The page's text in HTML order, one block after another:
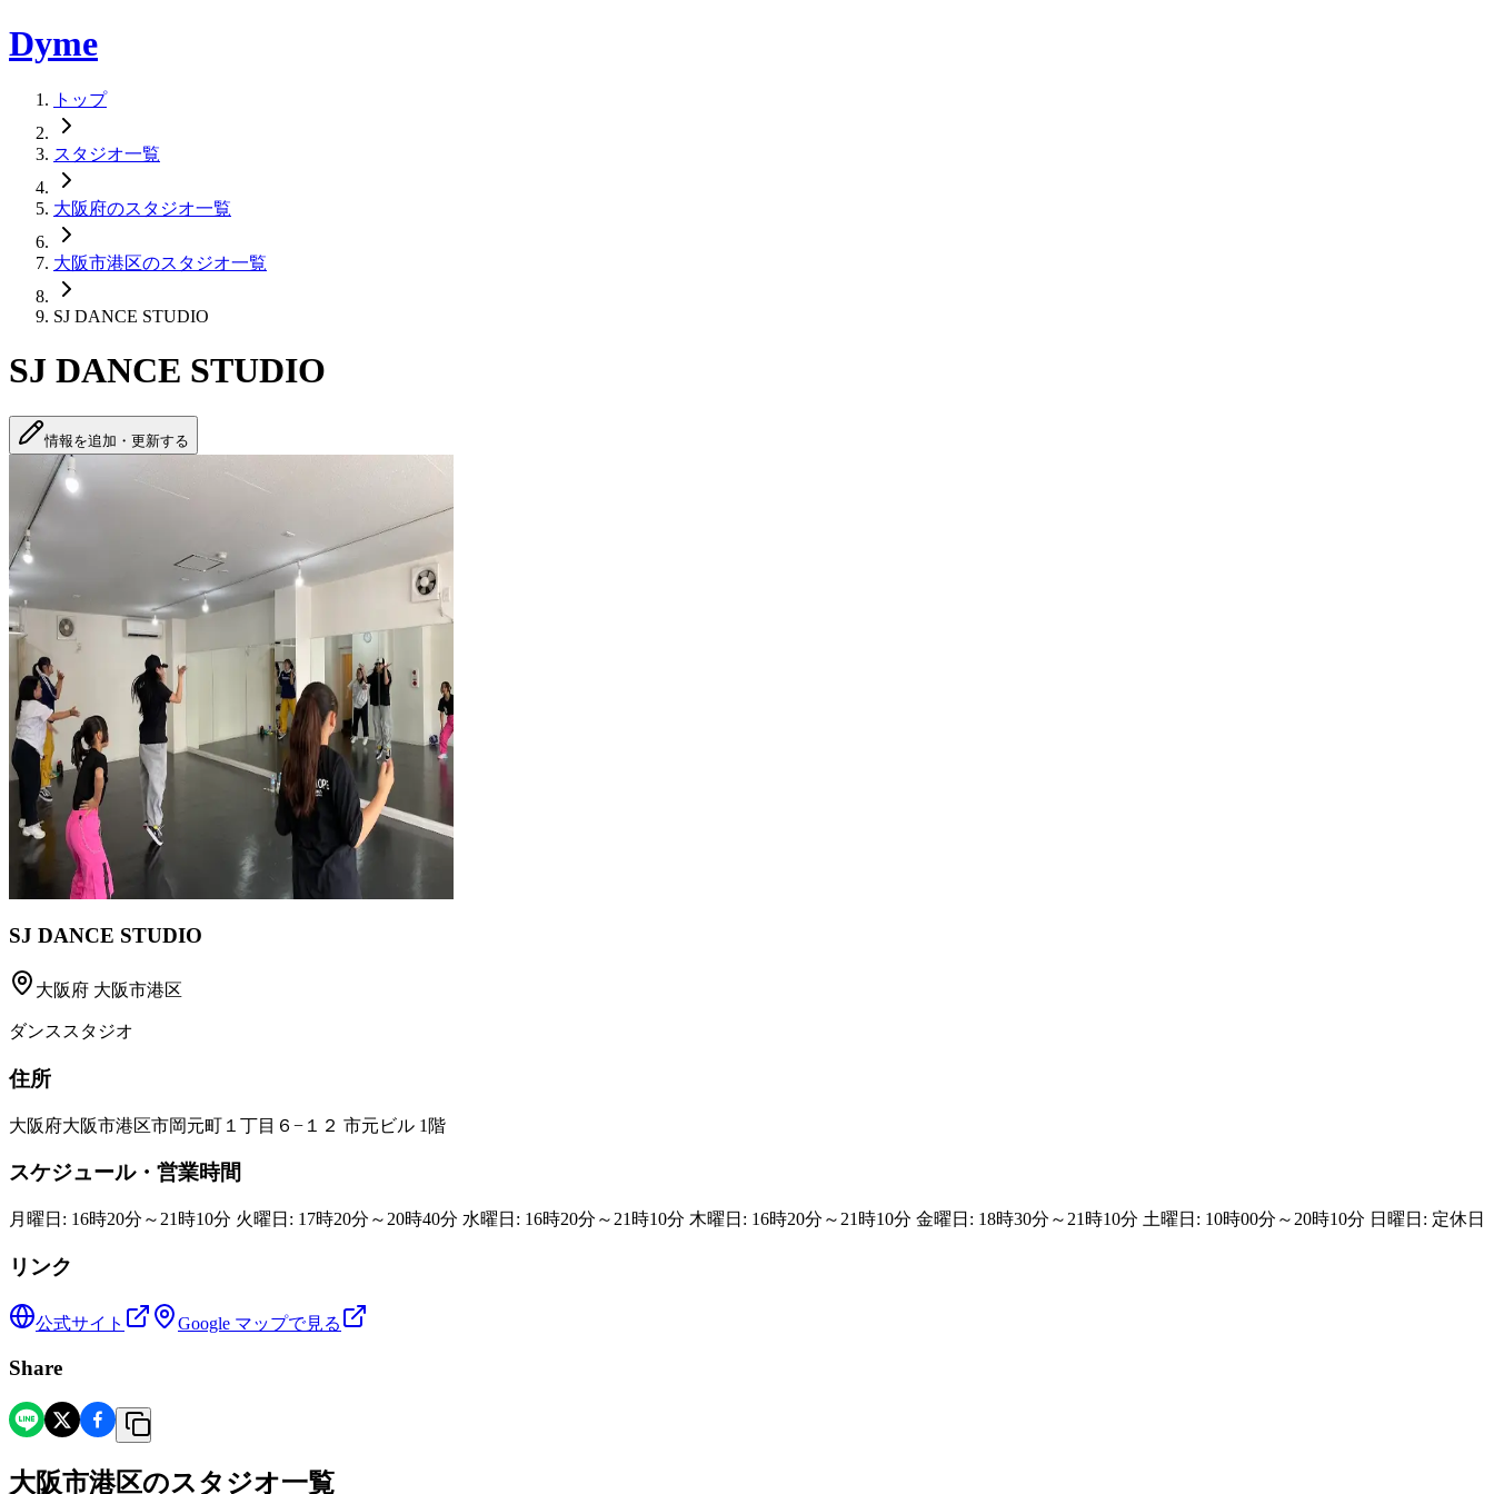
Dyme
トップ
スタジオ一覧
大阪府のスタジオ一覧
大阪市港区のスタジオ一覧
SJ DANCE STUDIO
SJ DANCE STUDIO
情報を追加・更新する
SJ DANCE STUDIO
大阪府 大阪市港区
ダンススタジオ
住所
大阪府大阪市港区市岡元町１丁目６−１２ 市元ビル 1階
スケジュール・営業時間
月曜日: 16時20分～21時10分 火曜日: 17時20分～20時40分 水曜日: 16時20分～21時10分 木曜日: 16時20分～21時10分 金曜日: 18時30分～21時10分 土曜日: 10時00分～20時10分 日曜日: 定休日
リンク
公式サイト Google マップで見る
Share
大阪市港区のスタジオ一覧